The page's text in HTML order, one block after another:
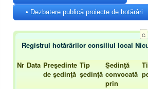
• Dezbatere publică proiecte de hotărâri
Registrul hotărârilor consiliul local
Nr Data Preşedinte
de şedinţă
Tip
şedinţă
Şedinţă
convocată
prin